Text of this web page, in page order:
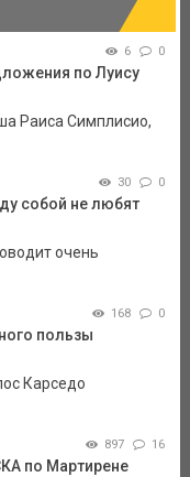
6 0
по Луису
Раиса Симплисио,
30 0
собой не любят
очень
168 0
пользы
Карседо
897 16
по Мартирене